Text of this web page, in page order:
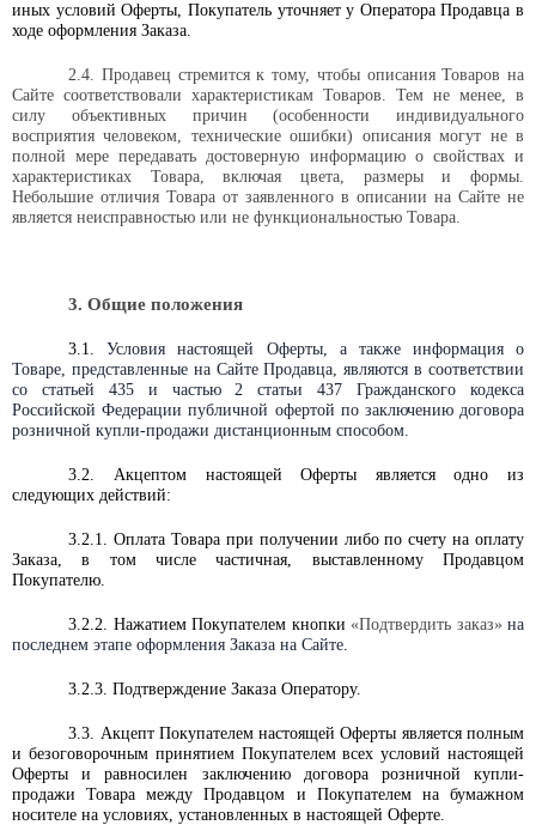
иных условий Оферты, Покупатель уточняет у Оператора Продавца в
ходе оформления Заказа.
2.4. Продавец стремится к тому, чтобы описания Товаров на
Сайте соответствовали характеристикам Товаров. Тем не менее, в
силу объективных причин (особенности индивидуального
восприятия человеком, технические ошибки) описания могут не в
полной мере передавать достоверную информацию о свойствах и
характеристиках Товара, включая цвета, размеры и формы.
Небольшие отличия Товара от заявленного в описании на Сайте не
является неисправностью или не функциональностью Товара.
3. Общие положения
3.1.Условия настоящей Оферты, а также информация о
Товаре, представленные на Сайте Продавца, являются в соответствии
со статьей 435 и частью 2 статьи 437 Гражданского кодекса
Российской Федерации публичной офертой по заключению договора
розничной купли-продажи дистанционным способом.
3.2.
Акцептом настоящей Оферты является одно из
следующих действий:
3.2.1. Оплата Товара при получении либо по счету на оплату
Заказа, в том числе частичная, выставленному Продавцом
Покупателю.
3.2.2. Нажатием Покупателем кнопки«Подтвердить заказ»на
последнем этапе оформления Заказа на Сайте.
3.2.3. Подтверждение Заказа Оператору.
3.3. Акцепт Покупателем настоящей Оферты является полным
и безоговорочным принятием Покупателем всех условий настоящей
Оферты и равносилен заключению договора розничной купли-
продажи Товара между Продавцом и Покупателем на бумажном
носителе на условиях, установленных в настоящей Оферте.